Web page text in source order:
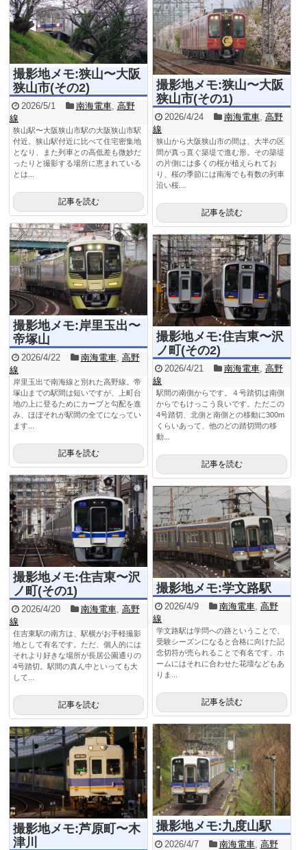
撮影地メモ:狭山〜大阪
狭山市(その2)
2026/5/1 南海電車, 高野
線
狭山駅〜大阪狭山市駅の大阪狭山市駅
付近。狭山駅付近に比べて住宅密集地
となり、また列車との高低差も微妙だ
ったりと撮影する場所に恵まれている
とは...
記事を読む
撮影地メモ:狭山〜大阪
狭山市(その1)
2026/4/24 南海電車, 高野
線
狭山から大阪狭山市の間は、大半の区
間が真っ直ぐ築堤で進む形。その築堤
の片側には多くの桜が植えられてお
り、桜の季節には南海でも有数の列車
沿い桜...
記事を読む
撮影地メモ:岸里玉出〜
帝塚山
2026/4/22 南海電車, 高野
線
岸里玉出で南海線と別れた高野線。帝
塚山までの駅間は短いですが、上町台
地の上に登るためにカーブと勾配を進
み、ほぼそれが駅間の全てになってい
ます...
記事を読む
撮影地メモ:住吉東〜沢
ノ町(その2)
2026/4/21 南海電車, 高野
線
駅間の南側からです。４号踏切は南側
からでもけっこう良いです。ただこの
4号踏切、北側と南側との移動に300m
くらいあって、他のどの踏切間の移
動...
記事を読む
撮影地メモ:住吉東〜沢
ノ町(その1)
2026/4/20 南海電車, 高野
線
住吉東駅の南方は、駅横がお手軽撮影
地として有名です。ただ、個人的には
それより好きな場所が長居公園通りの
4号踏切。駅間の真ん中といっても大
して...
記事を読む
撮影地メモ:学文路駅
2026/4/9 南海電車, 高野
線
学文路駅は学問への路ということで、
受験シーズンになると合格に向けた記
念切符が売られることで有名です。ホ
ームにはそれに合わせた花壇などもあ
りま...
記事を読む
撮影地メモ:九度山駅
2026/4/7 南海電車, 高野
撮影地メモ:芦原町〜木
津川